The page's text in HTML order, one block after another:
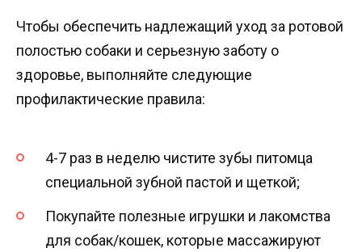
Чтобы обеспечить надлежащий уход за ротовой
полостью собаки и серьезную заботу о
здоровье, выполняйте следующие
профилактические правила:
4-7 раз в неделю чистите зубы питомца
специальной зубной пастой и щеткой;
Покупайте полезные игрушки и лакомства
для собак/кошек, которые массажируют